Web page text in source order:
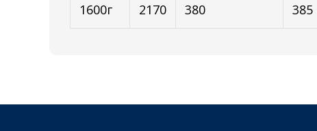
1600г 2170 380 385